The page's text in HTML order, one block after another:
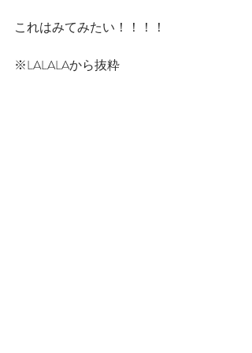
これはみてみたい！！！！
※LALALAから抜粋